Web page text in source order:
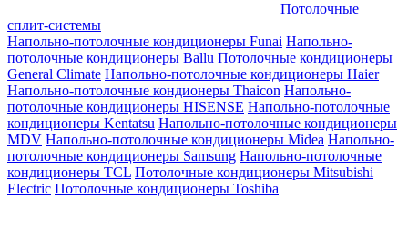
Потолочные
сплит-системы
Напольно-потолочные кондиционеры Funai Напольно-
потолочные кондиционеры Ballu Потолочные кондиционеры
General Climate Напольно-потолочные кондиционеры Haier
Напольно-потолочные кондионеры Thaicon Напольно-
потолочные кондиционеры HISENSE Напольно-потолочные
кондиционеры Kentatsu Напольно-потолочные кондиционеры
MDV Напольно-потолочные кондиционеры Midea Напольно-
потолочные кондиционеры Samsung Напольно-потолочные
кондиционеры TCL Потолочные кондиционеры Mitsubishi
Electric Потолочные кондиционеры Toshiba